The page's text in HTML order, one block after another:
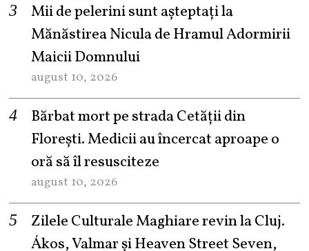
Mii de pelerini sunt așteptați la
Mănăstirea Nicula de Hramul Adormirii
Maicii Domnului
august 10, 2026
Bărbat mort pe strada Cetății din
Florești. Medicii au încercat aproape o
oră să îl resusciteze
august 10, 2026
Zilele Culturale Maghiare revin la Cluj.
Ákos, Valmar și Heaven Street Seven,